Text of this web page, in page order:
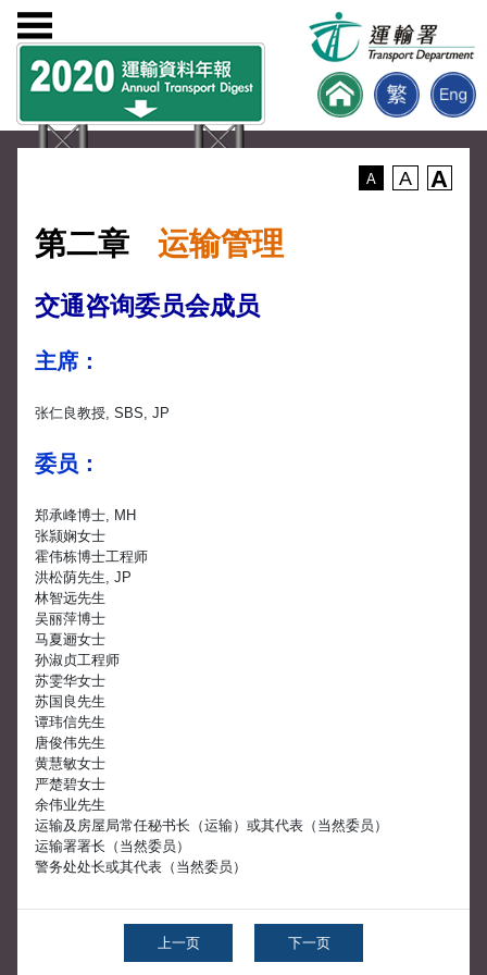
A A A
第二章 运输管理
交通咨询委员会成员
主席：
张仁良教授, SBS, JP
委员：
郑承峰博士, MH
张颕娴女士
霍伟栋博士工程师
洪松荫先生, JP
林智远先生
吴丽萍博士
马夏逦女士
孙淑贞工程师
苏雯华女士
苏国良先生
谭玮信先生
唐俊伟先生
黄慧敏女士
严楚碧女士
余伟业先生
运输及房屋局常任秘书长（运输）或其代表（当然委员）
运输署署长（当然委员）
警务处处长或其代表（当然委员）
上一页 下一页